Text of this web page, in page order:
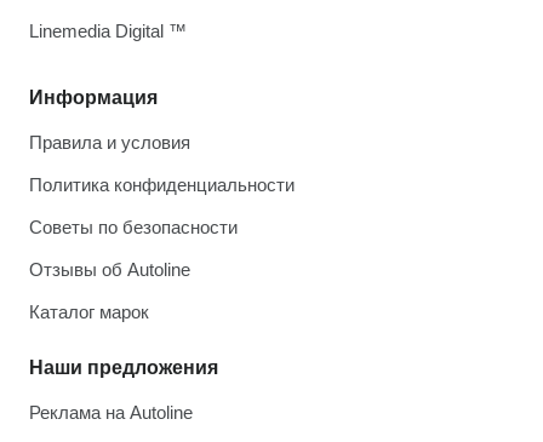
Информация
Правила и условия
Политика конфиденциальности
Советы по безопасности
Отзывы об Autoline
Каталог марок
Наши предложения
Реклама на Autoline
Linemedia Digital ™